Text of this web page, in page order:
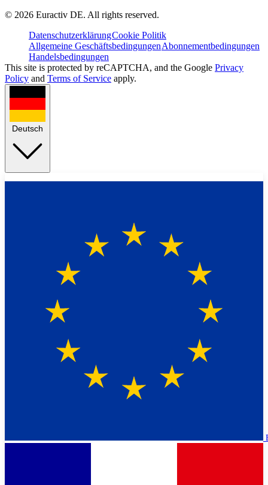
© 2026 Euractiv DE. All rights reserved.
DatenschutzerklärungCookie Politik
Allgemeine GeschäftsbedingungenAbonnementbedingungen
Handelsbedingungen
This site is protected by reCAPTCHA, and the Google Privacy
Policy and Terms of Service apply.
Deutsch